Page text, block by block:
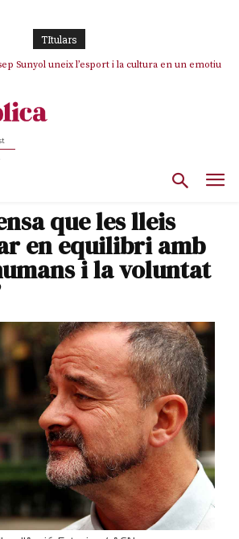
TItulars
Sunyol uneix l’esport i la cultura en un emotiu
de Marc Puigtió: renuncia a Girona pels àudios però
que les lleis
en equilibri amb
i la voluntat